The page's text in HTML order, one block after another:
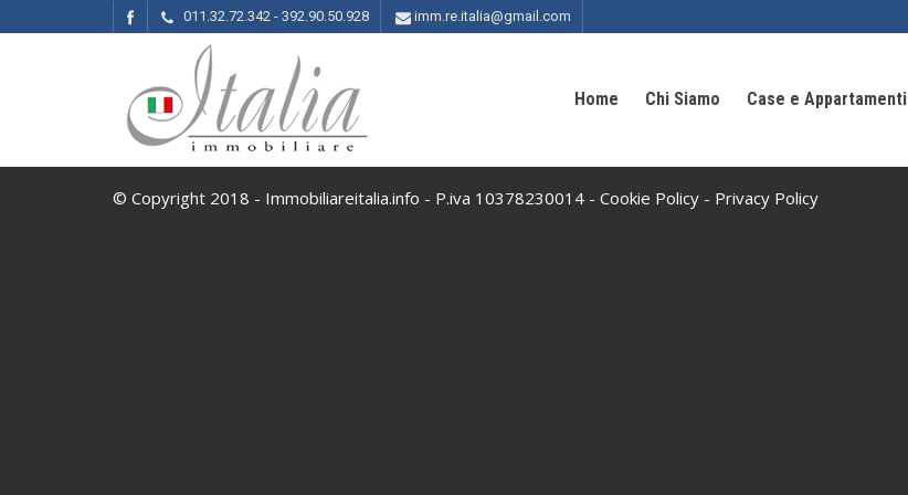
011.32.72.342 - 392.90.50.928 imm.re.italia@gmail.com
Home Chi Siamo Case e Appartamenti
© Copyright 2018 - Immobiliareitalia.info - P.iva 10378230014 - Cookie Policy - Privacy Policy